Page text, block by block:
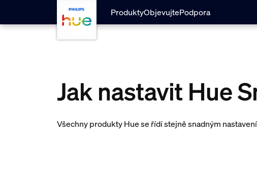
skip.to.main.content
ProduktyObjevujtePodpora
Jak nastavit Hue
Všechny produkty Hue se řídí stejně snadným